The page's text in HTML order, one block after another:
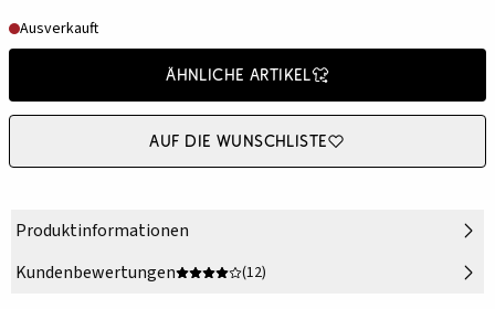
Ausverkauft
Ähnliche Artikel
Auf die Wunschliste
Produktinformationen
Kundenbewertungen
(12)